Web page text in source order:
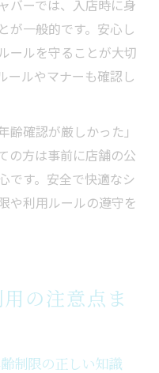
バーでは、入店時に身
が一般的です。安心し
ールを守ることが大切
ールやマナーも確認し
齢確認が厳しかった」
の方は事前に店舗の公
です。安全で快適なシ
や利用ルールの遵守を
の注意点ま
制限の正しい知識